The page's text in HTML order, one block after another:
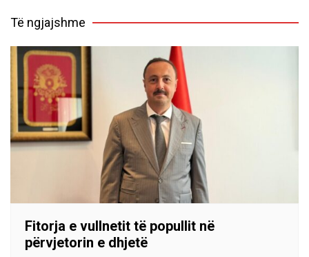
Të ngjajshme
Fitorja e vullnetit të popullit në
përvjetorin e dhjetë